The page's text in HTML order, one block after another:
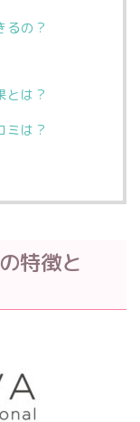
るの？
とは？
ミは？
特徴と